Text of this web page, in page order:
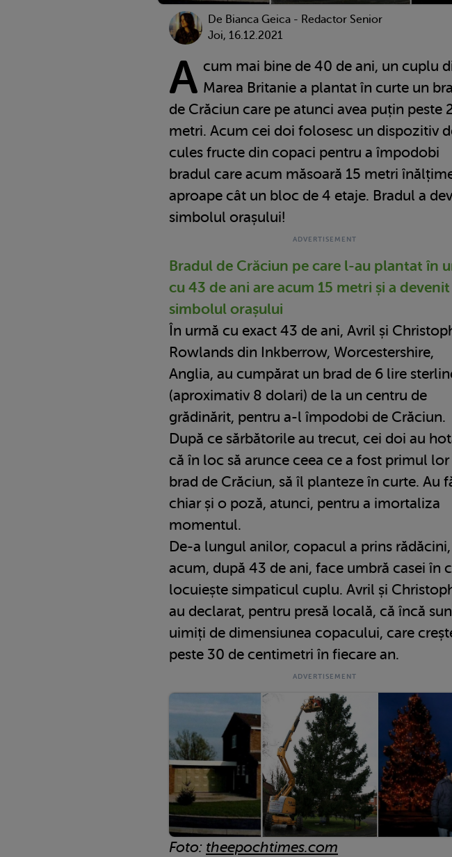
De Bianca Geica - Redactor Senior
Joi, 16.12.2021
A cum mai bine de 40 de ani, un cuplu
Marea Britanie a plantat în curte un
de Crăciun care pe atunci avea puțin peste
metri. Acum cei doi folosesc un dispozitiv
cules fructe din copaci pentru a împodobi
bradul care acum măsoară 15 metri
aproape cât un bloc de 4 etaje. Bradul a
simbolul orașului!
Bradul de Crăciun pe care l-au plantat în
cu 43 de ani are acum 15 metri și a devenit
simbolul orașului
În urmă cu exact 43 de ani, Avril și
Rowlands din Inkberrow, Worcestershire,
Anglia, au cumpărat un brad de 6 lire
(aproximativ 8 dolari) de la un centru de
grădinărit, pentru a-l împodobi de Crăciun.
După ce sărbătorile au trecut, cei doi au
că în loc să arunce ceea ce a fost primul lor
brad de Crăciun, să îl planteze în curte. Au
chiar și o poză, atunci, pentru a imortaliza
momentul.
De-a lungul anilor, copacul a prins
acum, după 43 de ani, face umbră casei în
locuiește simpaticul cuplu. Avril și
au declarat, pentru presă locală, că încă
uimiți de dimensiunea copacului, care
peste 30 de centimetri în fiecare an.
Foto: theepochtimes.com